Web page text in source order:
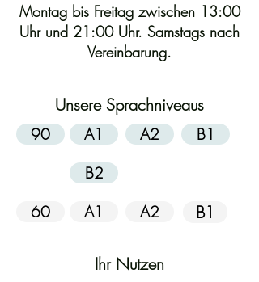
Montag bis Freitag zwischen 13:00
Uhr und 21:00 Uhr. Samstags nach
Vereinbarung.
Unsere Sprachniveaus
90 A1 A2
B1
B2
60
A1 A2 B1
Ihr Nutzen